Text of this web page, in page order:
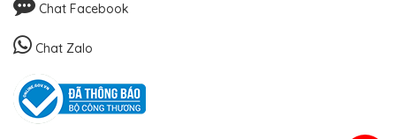
Chat Facebook
Chat Zalo